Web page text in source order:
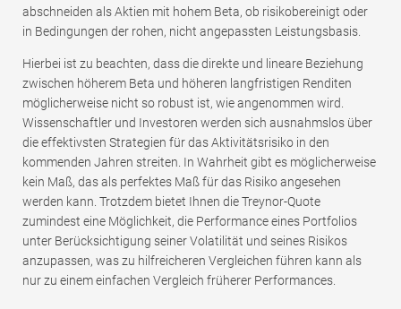
abschneiden als Aktien mit hohem Beta, ob risikobereinigt oder
in Bedingungen der rohen, nicht angepassten Leistungsbasis.
Hierbei ist zu beachten, dass die direkte und lineare Beziehung
zwischen höherem Beta und höheren langfristigen Renditen
möglicherweise nicht so robust ist, wie angenommen wird.
Wissenschaftler und Investoren werden sich ausnahmslos über
die effektivsten Strategien für das Aktivitätsrisiko in den
kommenden Jahren streiten. In Wahrheit gibt es möglicherweise
kein Maß, das als perfektes Maß für das Risiko angesehen
werden kann. Trotzdem bietet Ihnen die Treynor-Quote
zumindest eine Möglichkeit, die Performance eines Portfolios
unter Berücksichtigung seiner Volatilität und seines Risikos
anzupassen, was zu hilfreicheren Vergleichen führen kann als
nur zu einem einfachen Vergleich früherer Performances.